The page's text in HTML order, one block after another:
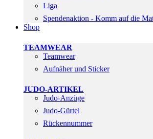
Liga
Spendenaktion - Komm auf die
Shop
TEAMWEAR
Teamwear
Aufnäher und Sticker
JUDO-ARTIKEL
Judo-Anzüge
Judo-Gürtel
Rückennummer